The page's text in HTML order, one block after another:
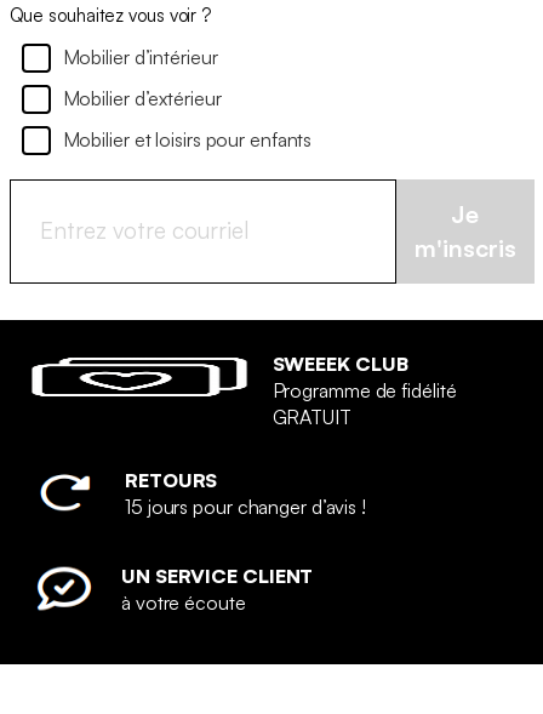
Que souhaitez vous voir ?
Mobilier d’intérieur
Mobilier d’extérieur
Mobilier et loisirs pour enfants
Je
m'inscris
SWEEEK CLUB
Programme de fidélité
GRATUIT
RETOURS
15 jours pour changer d’avis !
UN SERVICE CLIENT
à votre écoute